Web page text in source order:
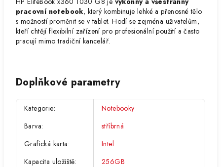
pracovní notebook, který kombinuje lehké a přenosné tělo
s možností proměnit se v tablet. Hodí se zejména uživatelům,
kteří chtějí flexibilní zařízení pro profesionální použití a často
pracují mimo tradiční kancelář.
Doplňkové parametry
Kategorie:
Notebooky
Barva:
stříbrná
Grafická karta:
Intel
Kapacita uložiště:
256GB